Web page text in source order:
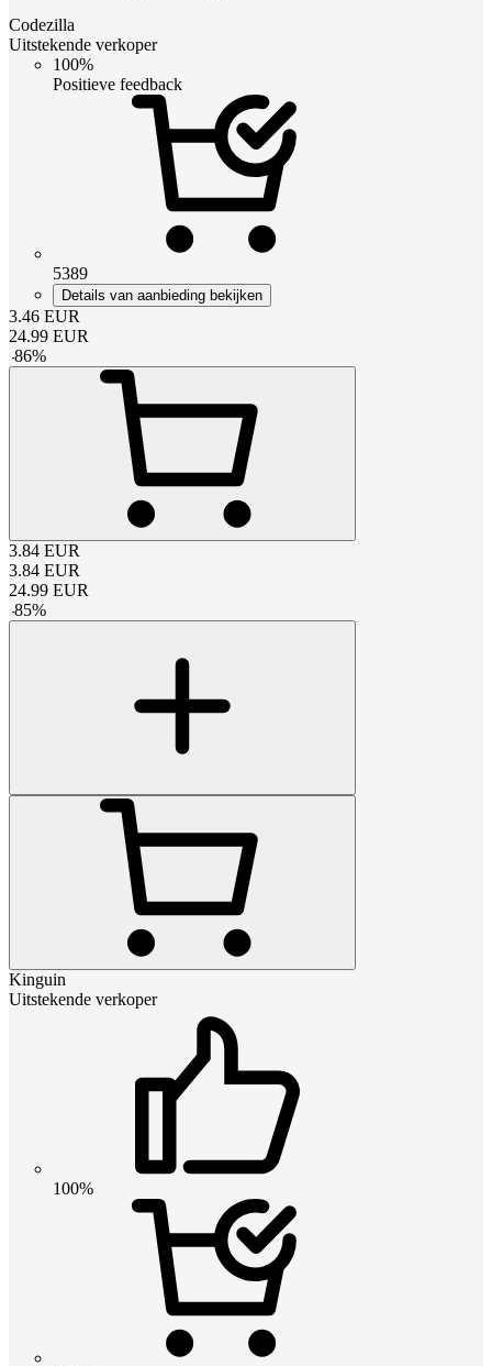
Codezilla
Uitstekende verkoper
100%
Positieve feedback
5389
Details van aanbieding bekijken
3.46 EUR
24.99 EUR
-86%
3.84 EUR
3.84 EUR
24.99 EUR
-85%
Kinguin
Uitstekende verkoper
100%